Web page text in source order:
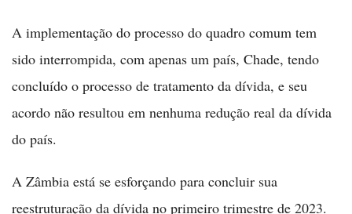
A implementação do processo do quadro comum tem
sido interrompida, com apenas um país, Chade, tendo
concluído o processo de tratamento da dívida, e seu
acordo não resultou em nenhuma redução real da dívida
do país.
A Zâmbia está se esforçando para concluir sua
reestruturação da dívida no primeiro trimestre de 2023.